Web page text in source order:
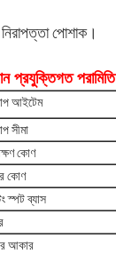
পোশাক।
প্রযুক্তিগত পরামিতি
আইটেম
সীমা
কোণ
কোণ
স্পট ব্যাস
আকার